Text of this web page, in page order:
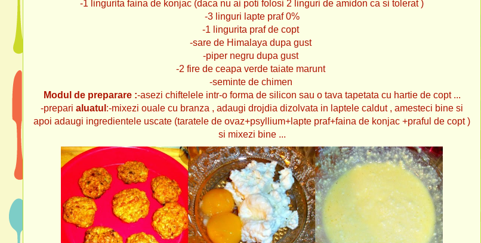
-1 lingurita faina de konjac (daca nu ai poti folosi 2 linguri de amidon ca si tolerat )
-3 linguri lapte praf 0%
-1 lingurita praf de copt
-sare de Himalaya dupa gust
-piper negru dupa gust
-2 fire de ceapa verde taiate marunt
-seminte de chimen
Modul de preparare :-asezi chiftelele intr-o forma de silicon sau o tava tapetata cu hartie de copt ...
-prepari aluatul :-mixezi ouale cu branza , adaugi drojdia dizolvata in laptele caldut , amesteci bine si
apoi adaugi ingredientele uscate (taratele de ovaz+psyllium+lapte praf+faina de konjac +praful de copt )
si mixezi bine ...